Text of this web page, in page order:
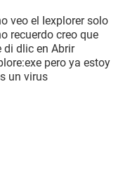
veo el Iexplorer solo
recuerdo creo que
di dlic en Abrir
pero ya estoy
un virus